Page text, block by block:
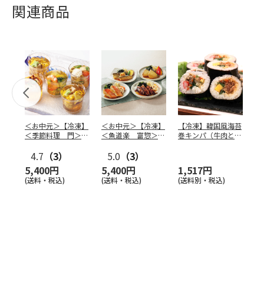
関連商品
＜お中元＞【冷凍】
＜季節料理 門＞京
4.7 （3）
5,400円
(送料・税込)
＜お中元＞【冷凍】
＜魚道楽 富惣＞レ
煮魚…
5.0 （3）
5,400円
(送料・税込)
【冷凍】韓国風海苔
巻キンパ（牛肉と野
1,517円
(送料別・税込)